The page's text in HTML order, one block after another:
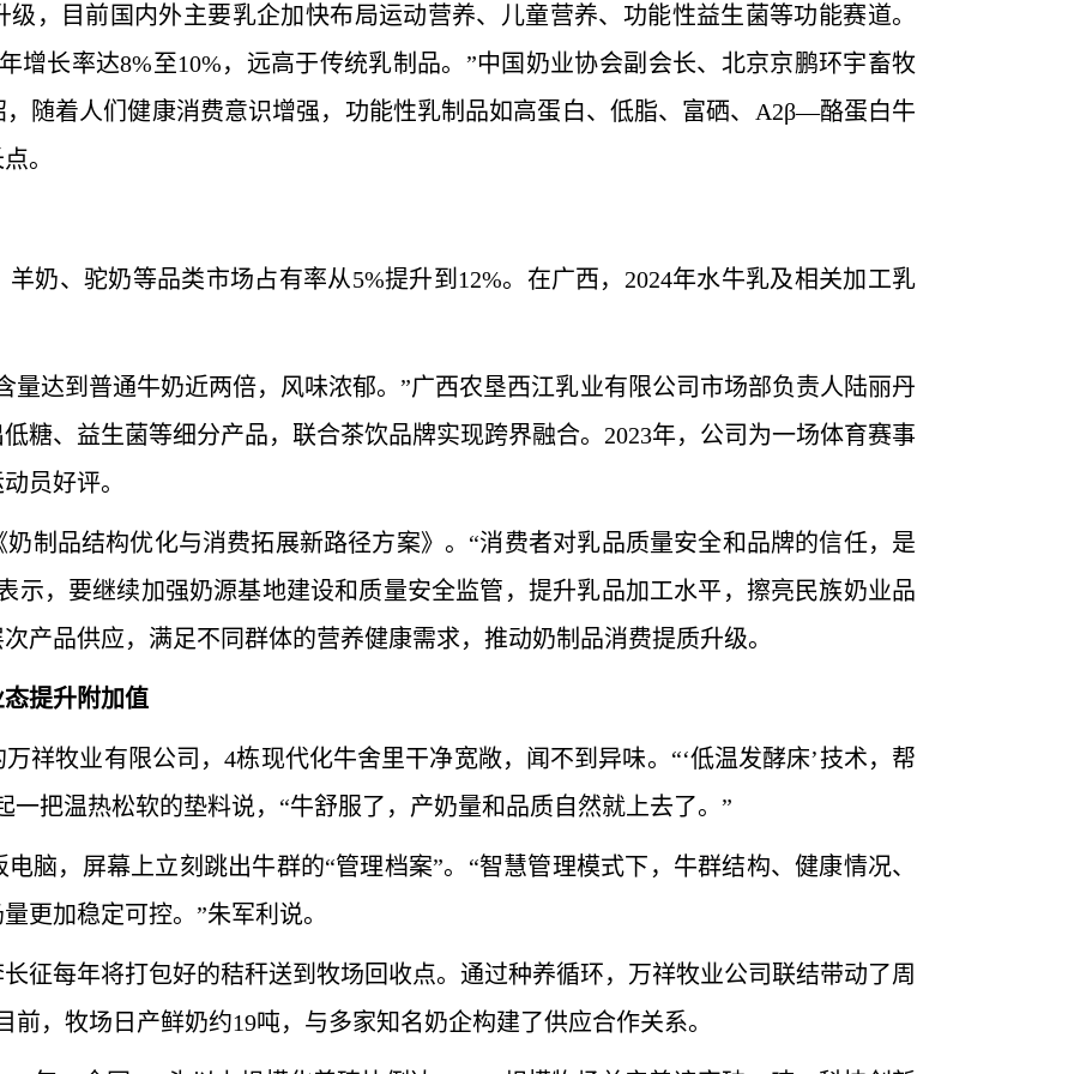
目前国内外主要乳企加快布局运动营养、儿童营养、功能性益生菌等功能赛道。
增长率达8%至10%，远高于传统乳制品。”中国奶业协会副会长、北京京鹏环宇畜牧
随着人们健康消费意识增强，功能性乳制品如高蛋白、低脂、富硒、A2β—酪蛋白牛
。
、驼奶等品类市场占有率从5%提升到12%。在广西，2024年水牛乳及相关加工乳
到普通牛奶近两倍，风味浓郁。”广西农垦西江乳业有限公司市场部负责人陆丽丹
糖、益生菌等细分产品，联合茶饮品牌实现跨界融合。2023年，公司为一场体育赛事
员好评。
品结构优化与消费拓展新路径方案》。“消费者对乳品质量安全和品牌的信任，是
示，要继续加强奶源基地建设和质量安全监管，提升乳品加工水平，擦亮民族奶业品
产品供应，满足不同群体的营养健康需求，推动奶制品消费提质升级。
提升附加值
牧业有限公司，4栋现代化牛舍里干净宽敞，闻不到异味。“‘低温发酵床’技术，帮
一把温热松软的垫料说，“牛舒服了，产奶量和品质自然就上去了。”
，屏幕上立刻跳出牛群的“管理档案”。“智慧管理模式下，牛群结构、健康情况、
更加稳定可控。”朱军利说。
每年将打包好的秸秆送到牧场回收点。通过种养循环，万祥牧业公司联结带动了周
，牧场日产鲜奶约19吨，与多家知名奶企构建了供应合作关系。